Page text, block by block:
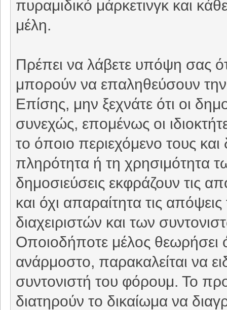
πυραμιδικό μάρκετινγκ και
μέλη.
Πρέπει να λάβετε υπόψη σας
μπορούν να επαληθεύσουν
Επίσης, μην ξεχνάτε ότι οι
συνεχώς, επομένως οι
το όποιο περιεχόμενο τους και
πληρότητα ή τη χρησιμότητα
δημοσιεύσεις εκφράζουν τις
και όχι απαραίτητα τις
διαχειριστών και των
Οποιοδήποτε μέλος θεωρήσει
ανάρμοστο, παρακαλείται να
συντονιστή του φόρουμ. Το
διατηρούν το δικαίωμα να